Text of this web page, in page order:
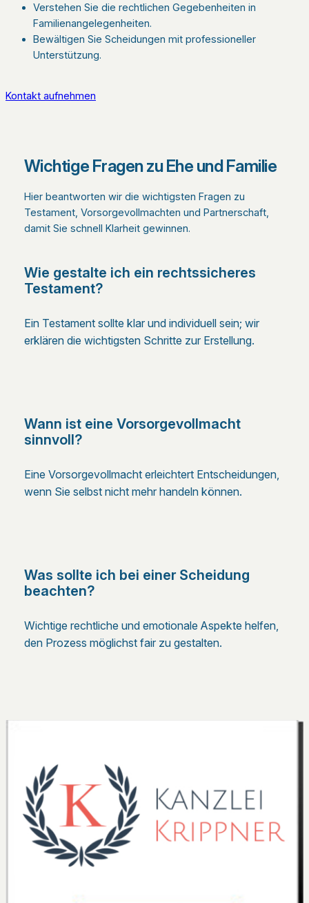
Verstehen Sie die rechtlichen Gegebenheiten in
Familienangelegenheiten.
Bewältigen Sie Scheidungen mit professioneller
Unterstützung.
Kontakt aufnehmen
Wichtige Fragen zu Ehe und Familie
Hier beantworten wir die wichtigsten Fragen zu
Testament, Vorsorgevollmachten und Partnerschaft,
damit Sie schnell Klarheit gewinnen.
Wie gestalte ich ein rechtssicheres
Testament?
Ein Testament sollte klar und individuell sein; wir
erklären die wichtigsten Schritte zur Erstellung.
Wann ist eine Vorsorgevollmacht
sinnvoll?
Eine Vorsorgevollmacht erleichtert Entscheidungen,
wenn Sie selbst nicht mehr handeln können.
Was sollte ich bei einer Scheidung
beachten?
Wichtige rechtliche und emotionale Aspekte helfen,
den Prozess möglichst fair zu gestalten.